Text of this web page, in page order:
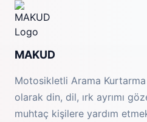
MAKUD
Motosikletli Arama
olarak din, dil, ırk ayrımı
muhtaç kişilere yardım